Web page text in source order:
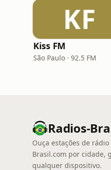
KF
Kiss FM
São Paulo · 92.5 FM
Radios-
Ouça estações de
Brasil.com por cidade,
qualquer dispositivo.